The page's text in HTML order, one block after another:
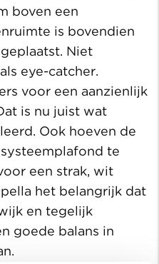
boven een
is bovendien
Niet
eye-catcher.
voor een aanzienlijk
is nu juist wat
Ook hoeven de
te
een strak, wit
het belangrijk dat
en tegelijk
goede balans in